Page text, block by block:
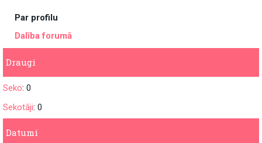
Par profilu
Dalība forumā
Draugi
Seko: 0
Sekotāji: 0
Datumi